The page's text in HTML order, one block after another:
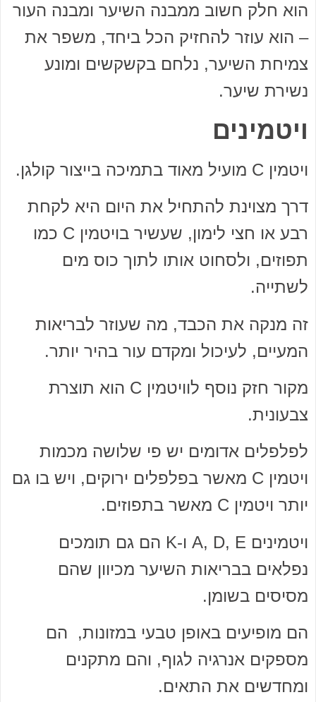
הוא חלק חשוב ממבנה השיער ומבנה העור
– הוא עוזר להחזיק הכל ביחד, משפר את
צמיחת השיער, נלחם בקשקשים ומונע
נשירת שיער.
ויטמינים
ויטמין C מועיל מאוד בתמיכה בייצור קולגן.
דרך מצוינת להתחיל את היום היא לקחת
רבע או חצי לימון, שעשיר בויטמין C כמו
תפוזים, ולסחוט אותו לתוך כוס מים
לשתייה.
זה מנקה את הכבד, מה שעוזר לבריאות
המעיים, לעיכול ומקדם עור בהיר יותר.
מקור חזק נוסף לוויטמין C הוא תוצרת
צבעונית.
לפלפלים אדומים יש פי שלושה מכמות
ויטמין C מאשר בפלפלים ירוקים, ויש בו גם
יותר ויטמין C מאשר בתפוזים.
ויטמינים A, D, E ו-K הם גם תומכים
נפלאים בבריאות השיער מכיוון שהם
מסיסים בשומן.
הם מופיעים באופן טבעי במזונות, הם
מספקים אנרגיה לגוף, והם מתקנים
ומחדשים את התאים.